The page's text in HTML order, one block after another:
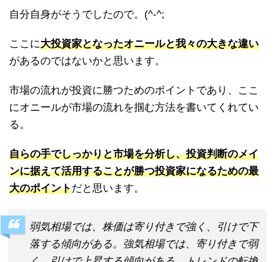
自分自身がそうでしたので。(^-^;
ここに大投資家となったオニールと我々の大きな違い
があるのではないかと思います。
市場の流れが投資に勝つためのポイントであり、ここ
にオニールが市場の流れを掴む方法を書いてくれてい
る。
自らの手でしっかりと市場を分析し、投資判断のメイ
ンに据えて活用することが勝つ投資家になるための最
大のポイントだと思います。
弱気相場では、株価は寄り付きで強く、引けで下
落する傾向がある。強気相場では、寄り付きで弱